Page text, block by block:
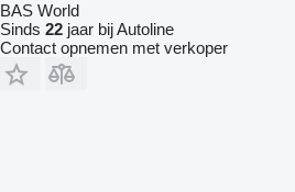
BAS World
Sinds 22 jaar bij Autoline
Contact opnemen met verkoper